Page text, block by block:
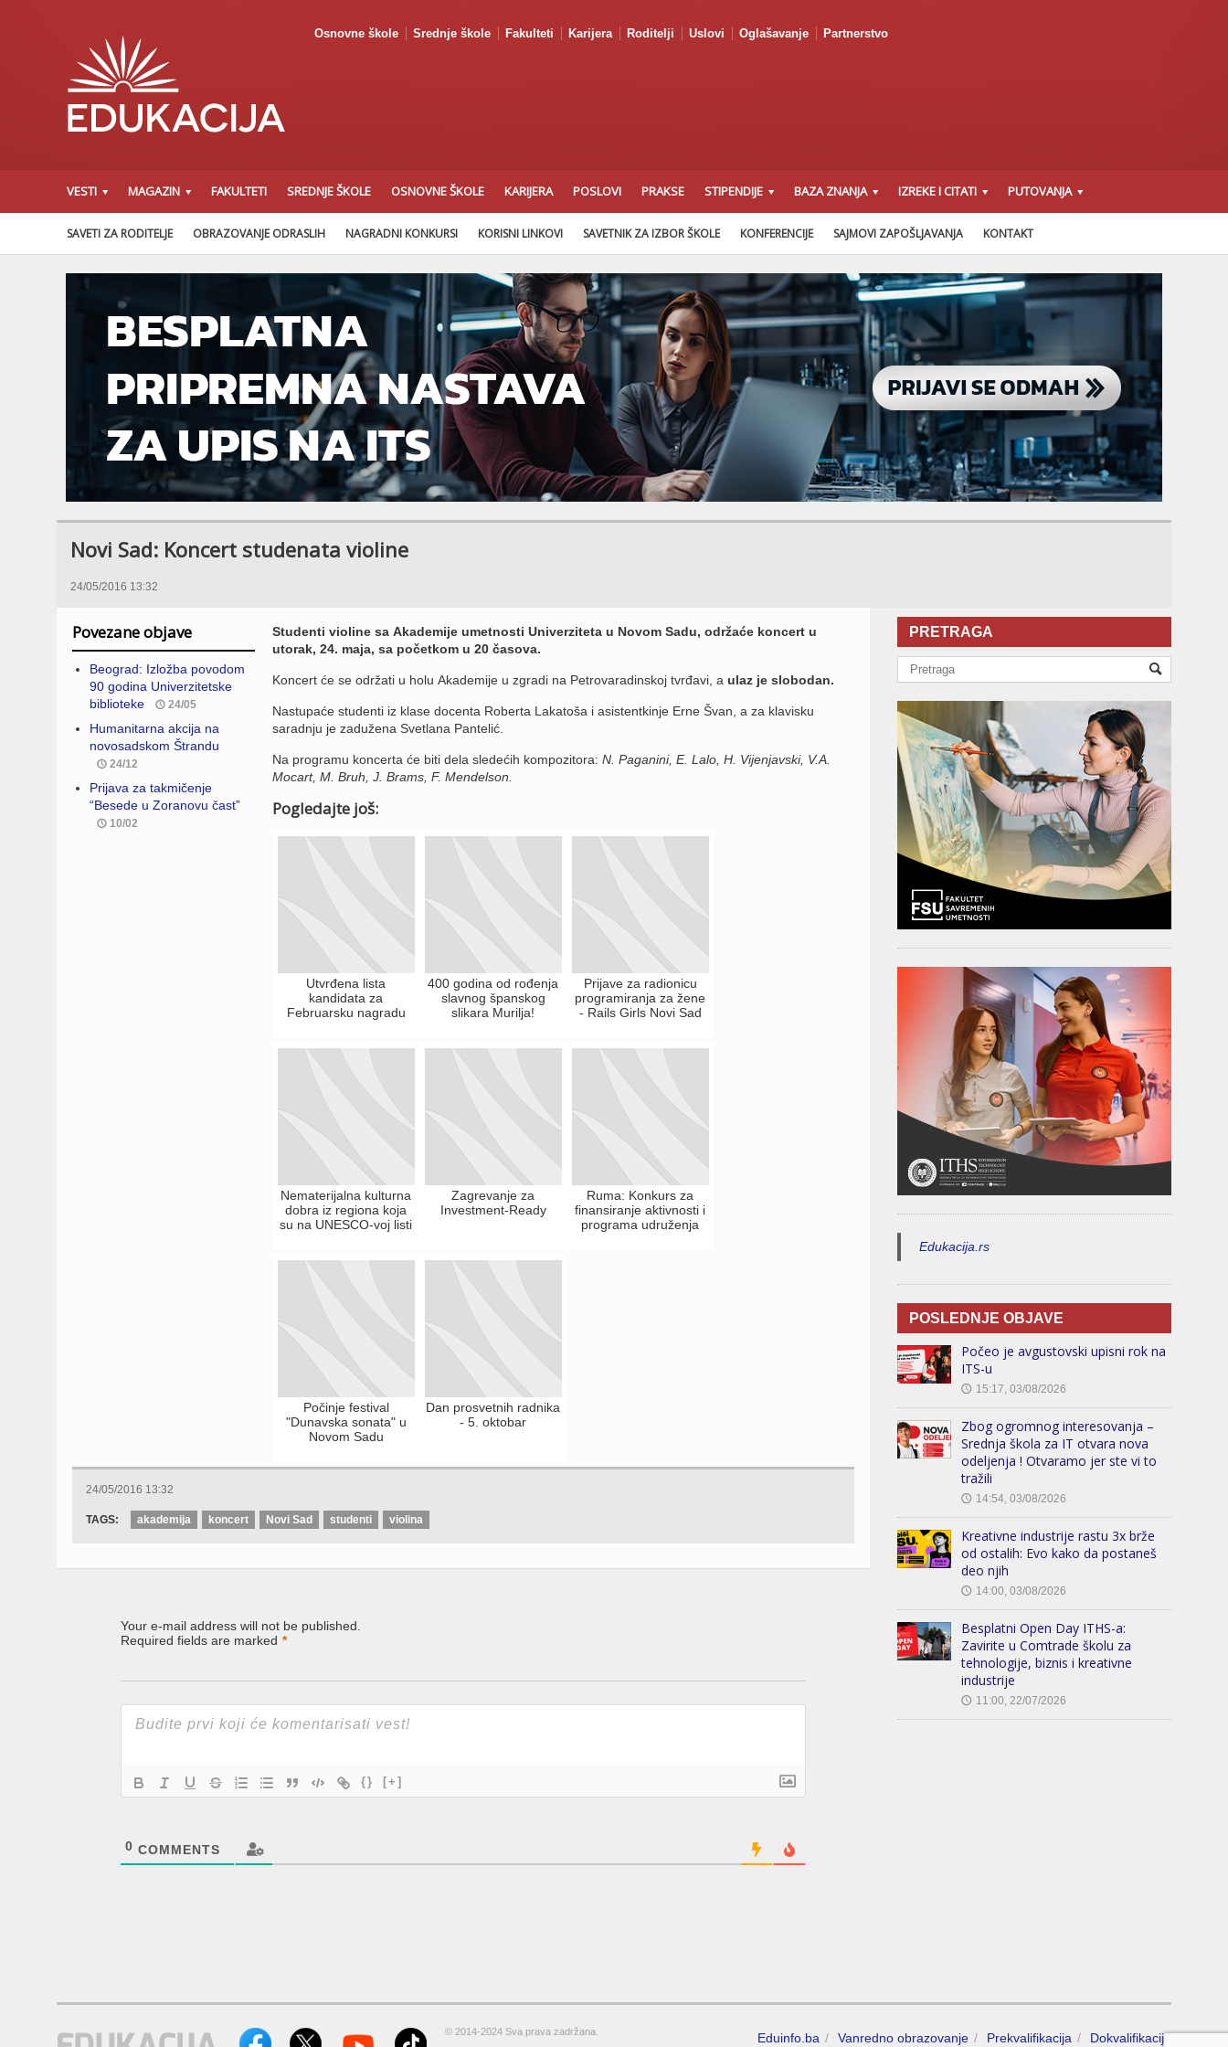
Osnovne škole Srednje škole Fakulteti Karijera Roditelji Uslovi Oglašavanje Partnerstvo
VESTI MAGAZIN FAKULTETI SREDNJE ŠKOLE OSNOVNE ŠKOLE KARIJERA POSLOVI PRAKSE STIPENDIJE BAZA ZNANJA IZREKE I CITATI PUTOVANJA
SAVETI ZA RODITELJE OBRAZOVANJE ODRASLIH NAGRADNI KONKURSI KORISNI LINKOVI SAVETNIK ZA IZBOR ŠKOLE KONFERENCIJE SAJMOVI ZAPOŠLJAVANJA KONTAKT
Novi Sad: Koncert studenata violine
24/05/2016 13:32
Povezane objave
Beograd: Izložba povodom
90 godina Univerzitetske
biblioteke
24/05
Humanitarna akcija na
novosadskom Štrandu
24/12
Prijava za takmičenje
“Besede u Zoranovu čast”
10/02
Studenti violine sa Akademije umetnosti Univerziteta u Novom Sadu, održaće koncert u
utorak, 24. maja, sa početkom u 20 časova.
Koncert će se održati u holu Akademije u zgradi na Petrovaradinskoj tvrđavi, a ulaz je slobodan.
Nastupaće studenti iz klase docenta Roberta Lakatoša i asistentkinje Erne Švan, a za klavisku
saradnju je zadužena Svetlana Pantelić.
Na programu koncerta će biti dela sledećih kompozitora: N. Paganini, E. Lalo, H. Vijenjavski, V.A.
Mocart, M. Bruh, J. Brams, F. Mendelson.
Pogledajte još:
Utvrđena lista
kandidata za
Februarsku nagradu
400 godina od rođenja
slavnog španskog
slikara Murilja!
Prijave za radionicu
programiranja za žene
- Rails Girls Novi Sad
Nematerijalna kulturna
dobra iz regiona koja
su na UNESCO-voj listi
Zagrevanje za
Investment-Ready
Ruma: Konkurs za
finansiranje aktivnosti i
programa udruženja
Počinje festival
"Dunavska sonata" u
Novom Sadu
Dan prosvetnih radnika
- 5. oktobar
24/05/2016 13:32
TAGS: akademija koncert Novi Sad studenti violina
Your e-mail address will not be published.
Required fields are marked *
{} [+]
0 COMMENTS
PRETRAGA
Edukacija.rs
POSLEDNJE OBJAVE
Počeo je avgustovski upisni rok na
ITS-u
🕔 15:17, 03/08/2026
Zbog ogromnog interesovanja –
Srednja škola za IT otvara nova
odeljenja ! Otvaramo jer ste vi to
tražili
🕔 14:54, 03/08/2026
Kreativne industrije rastu 3x brže
od ostalih: Evo kako da postaneš
deo njih
🕔 14:00, 03/08/2026
Besplatni Open Day ITHS-a:
Zavirite u Comtrade školu za
tehnologije, biznis i kreativne
industrije
🕔 11:00, 22/07/2026
Eduinfo.ba Vanredno obrazovanje Prekvalifikacija Dokvalifikacija
© 2014-2024 Sva prava zadržana.